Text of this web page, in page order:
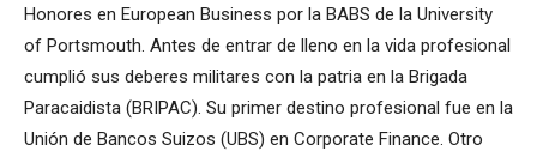
Honores en European Business por la BABS de la University
of Portsmouth. Antes de entrar de lleno en la vida profesional
cumplió sus deberes militares con la patria en la Brigada
Paracaidista (BRIPAC). Su primer destino profesional fue en la
Unión de Bancos Suizos (UBS) en Corporate Finance. Otro